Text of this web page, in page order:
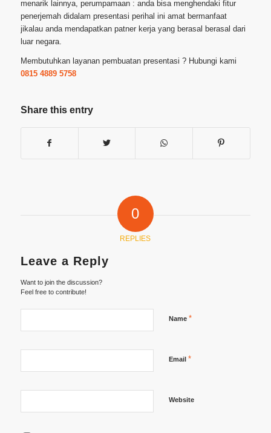
menarik lainnya, perumpamaan : anda bisa menghendaki fitur
penerjemah didalam presentasi perihal ini amat bermanfaat
jikalau anda mendapatkan patner kerja yang berasal berasal dari
luar negara.
Membutuhkan layanan pembuatan presentasi ? Hubungi kami
0815 4889 5758
Share this entry
0
REPLIES
Leave a Reply
Want to join the discussion?
Feel free to contribute!
Name *
Email *
Website